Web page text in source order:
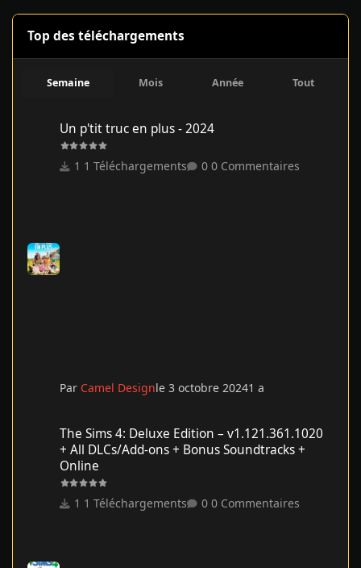
Top des téléchargements
Semaine Mois Année Tout
Un p'tit truc en plus - 2024
1 Téléchargements 0 Commentaires
Par Camel Designle 3 octobre 20241 a
The Sims 4: Deluxe Edition – v1.121.361.1020
+ All DLCs/Add-ons + Bonus Soundtracks +
Online
1 Téléchargements 0 Commentaires